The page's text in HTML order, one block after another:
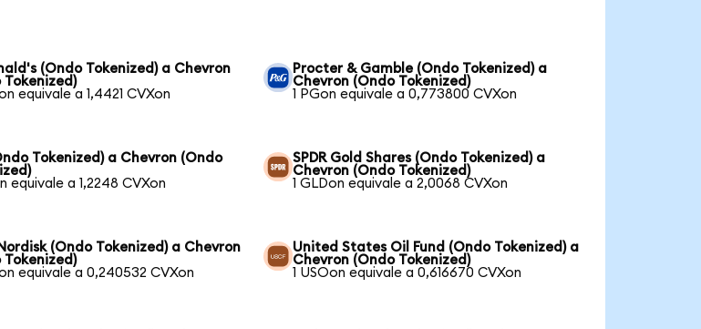
(Ondo Tokenized) a Chevron
Tokenized)
equivale a 1,4421 CVXon
Procter & Gamble (Ondo Tokenized) a
Chevron (Ondo Tokenized)
1 PGon equivale a 0,773800 CVXon
Tokenized) a Chevron (Ondo
equivale a 1,2248 CVXon
SPDR Gold Shares (Ondo Tokenized) a
Chevron (Ondo Tokenized)
1 GLDon equivale a 2,0068 CVXon
(Ondo Tokenized) a Chevron
Tokenized)
equivale a 0,240532 CVXon
United States Oil Fund (Ondo Tokenized) a
Chevron (Ondo Tokenized)
1 USOon equivale a 0,616670 CVXon